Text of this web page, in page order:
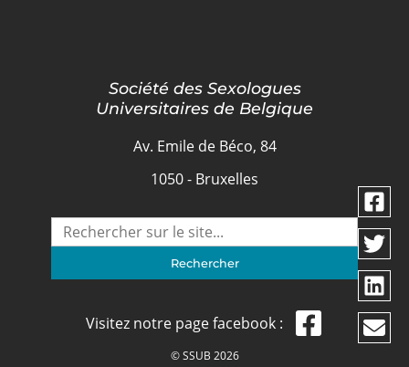
Société des Sexologues
Universitaires de Belgique
Av. Emile de Béco, 84
1050 - Bruxelles
Visitez notre page facebook :
© SSUB 2026